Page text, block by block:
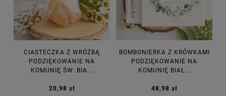
CIASTECZKA Z WRÓŻBĄ
PODZIĘKOWANIE NA
KOMUNIĘ ŚW. BIA...
20,98 zł
BOMBONIERKA Z KRÓWKAMI
PODZIĘKOWANIE NA
KOMUNIĘ BIAŁ...
48,98 zł